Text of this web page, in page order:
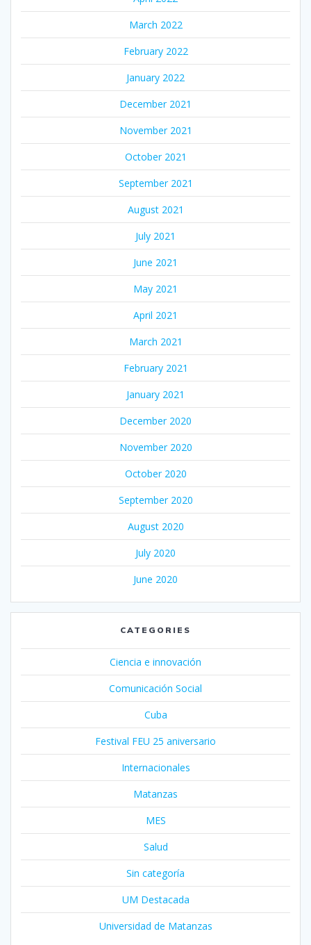
March 2022
February 2022
January 2022
December 2021
November 2021
October 2021
September 2021
August 2021
July 2021
June 2021
May 2021
April 2021
March 2021
February 2021
January 2021
December 2020
November 2020
October 2020
September 2020
August 2020
July 2020
June 2020
CATEGORIES
Ciencia e innovación
Comunicación Social
Cuba
Festival FEU 25 aniversario
Internacionales
Matanzas
MES
Salud
Sin categoría
UM Destacada
Universidad de Matanzas